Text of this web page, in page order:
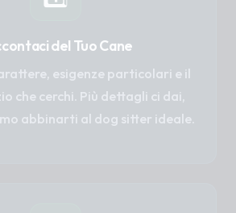
del Tuo Cane
esigenze particolari e il
che cerchi. Più dettagli ci dai,
abbinarti al dog sitter ideale.